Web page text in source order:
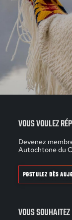
VOUS VOULEZ
Devenez
Autochtone du
POSTULEZ DÈS
VOUS